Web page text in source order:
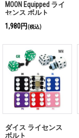
MOON Equipped ライ
センス ボルト
1,980円 (税込)
ダイス ライセンス
ボルト